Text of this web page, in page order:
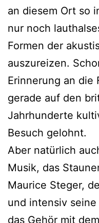
an diesem Ort so
nur noch
Formen der
auszureizen.
Erinnerung an die
gerade auf den
Jahrhunderte
Besuch gelohnt.
Aber natürlich
Musik, das
Maurice Steger,
und intensiv
das Gehör mit